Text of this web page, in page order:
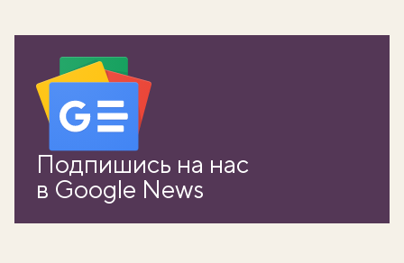
Подпишись на нас
в Google News